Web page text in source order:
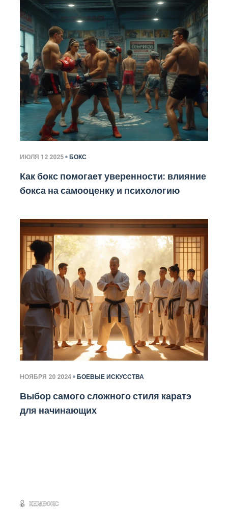
ИЮЛЯ 12 2025 БОКС
Как бокс помогает уверенности: влияние
бокса на самооценку и психологию
НОЯБРЯ 20 2024 БОЕВЫЕ ИСКУССТВА
Выбор самого сложного стиля каратэ
для начинающих